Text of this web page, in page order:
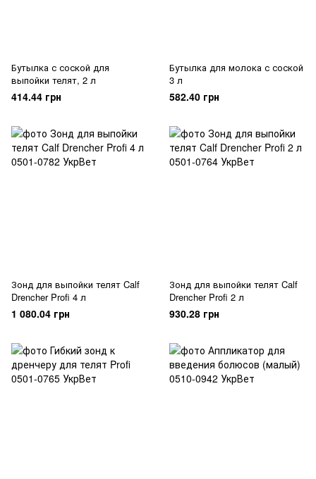
Бутылка с соской для
выпойки телят, 2 л
414.44 грн
Бутылка для молока с соской
3 л
582.40 грн
Зонд для выпойки телят Calf
Drencher Profi 4 л
1 080.04 грн
Зонд для выпойки телят Calf
Drencher Profi 2 л
930.28 грн